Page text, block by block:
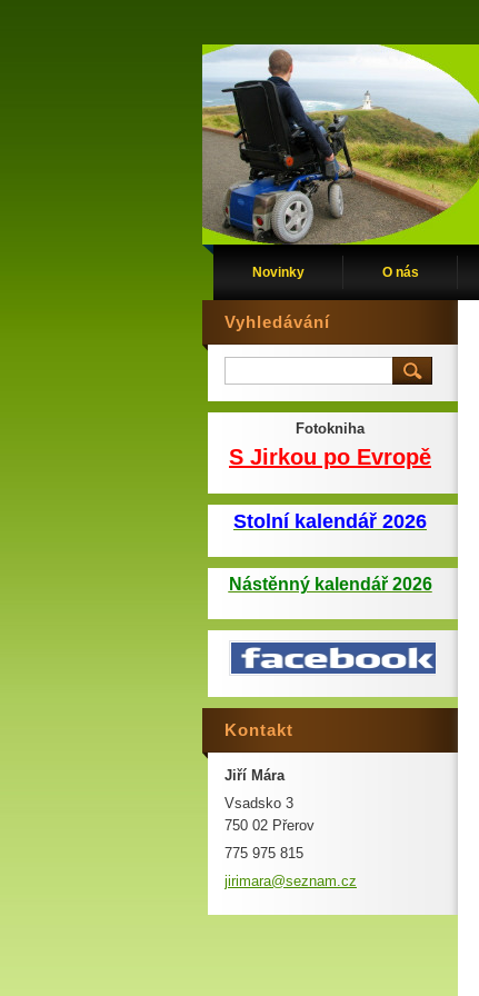
Novinky O nás
Vyhledávání
Fotokniha
S Jirkou po Evropě
Stolní kalendář 2026
Nástěnný kalendář 2026
Kontakt
Jiří Mára
Vsadsko 3
750 02 Přerov
775 975 815
jirimara@seznam.cz